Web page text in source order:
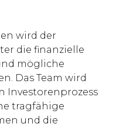
wird der
die finanzielle
mögliche
Das Team wird
Investorenprozess
tragfähige
und die